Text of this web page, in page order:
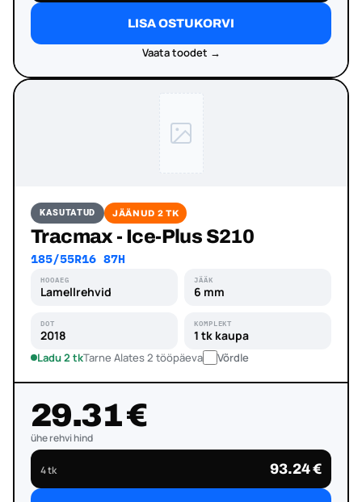
LISA OSTUKORVI
Vaata toodet →
KASUTATUD JÄÄNUD 2 TK
Tracmax - Ice-Plus S210
185/55R16 87H
HOOAEG
Lamellrehvid
JÄÄK
6 mm
DOT
2018
KOMPLEKT
1 tk kaupa
Ladu 2 tkTarne Alates 2 tööpäeva Võrdle
29.31 €
ühe rehvi hind
4 tk 93.24 €